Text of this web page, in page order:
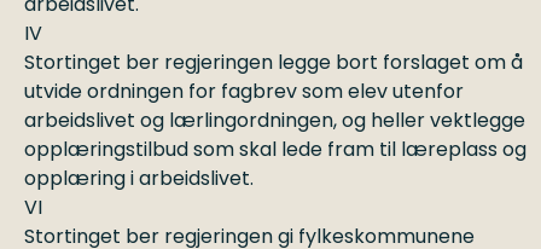
IV
Stortinget ber regjeringen legge bort forslaget om å
utvide ordningen for fagbrev som elev utenfor
arbeidslivet og lærlingordningen, og heller vektlegge
opplæringstilbud som skal lede fram til læreplass og
opplæring i arbeidslivet.
VI
Stortinget ber regjeringen gi fylkeskommunene